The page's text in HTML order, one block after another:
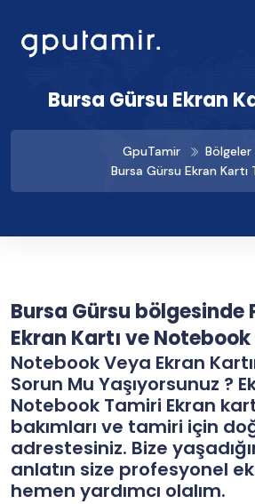
Bursa Gürsu Ekran
GpuTamir
Bölgeler
Bursa Gürsu Ekran Kartı
Bursa Gürsu bölgesinde
Ekran Kartı ve
Notebook Veya Ekran
Sorun Mu Yaşıyorsunuz ?
Notebook Tamiri Ekran
bakımları ve tamiri için
adrestesiniz. Bize
anlatın size profesyonel
hemen yardımcı olalım.